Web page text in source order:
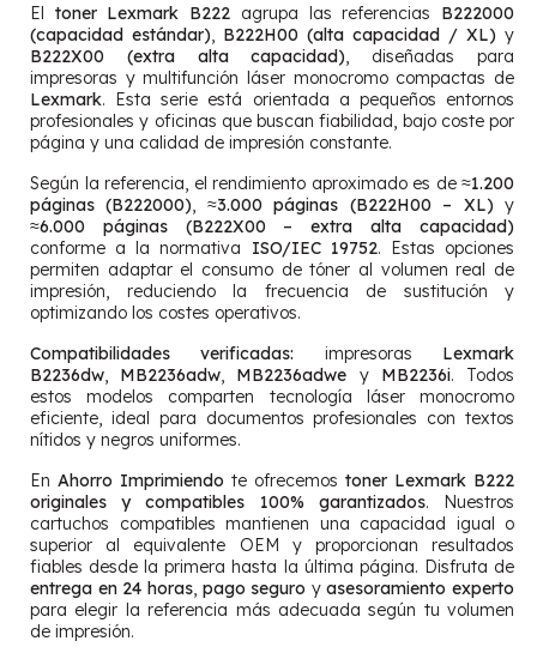
El toner Lexmark B222 agrupa las referencias B222000
(capacidad estándar)
B222H00 (alta capacidad / XL) y
B222X00 (extra alta capacidad) , diseñadas para
impresoras y multifunción láser monocromo compactas de
Lexmark. Esta serie está orientada a pequeños entornos
profesionales y oficinas que buscan fiabilidad, bajo coste por
página y una calidad de impresión constante.
Según la referencia, el rendimiento aproximado es de ≈1.200
páginas (B222000)
≈3.000 páginas (B222H00 – XL) y
≈6.000 páginas (B222X00 – extra alta capacidad)
conforme a la normativa ISO/IEC 19752. Estas opciones
permiten adaptar el consumo de tóner al volumen real de
impresión, reduciendo la frecuencia de sustitución y
optimizando los costes operativos.
Compatibilidades verificadas: impresoras Lexmark
B2236dw
MB2236adw MB2236adwe y MB2236i. Todos
estos modelos comparten tecnología láser monocromo
eficiente, ideal para documentos profesionales con textos
nítidos y negros uniformes.
En Ahorro Imprimiendo te ofrecemos toner Lexmark B222
originales y compatibles 100% garantizados. Nuestros
cartuchos compatibles mantienen una capacidad igual o
superior al equivalente OEM y proporcionan resultados
fiables desde la primera hasta la última página. Disfruta de
entrega en 24 horas, pago seguro yasesoramiento experto
para elegir la referencia más adecuada según tu volumen
de impresión.